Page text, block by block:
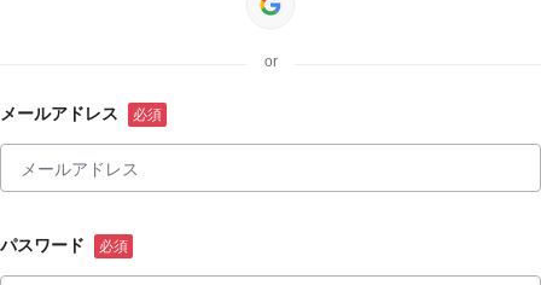
or
メールアドレス
パスワード